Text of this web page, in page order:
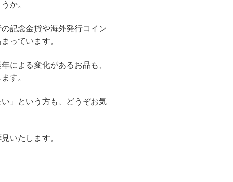
か。
記念金貨や海外発行コイン
っています。
による変化があるお品も、
す。
」という方も、どうぞお気
いたします。